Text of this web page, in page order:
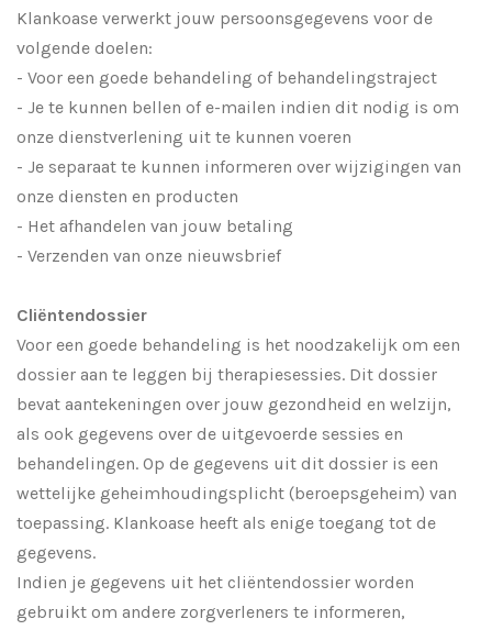
Klankoase verwerkt jouw persoonsgegevens voor de
volgende doelen:
- Voor een goede behandeling of behandelingstraject
- Je te kunnen bellen of e-mailen indien dit nodig is om
onze dienstverlening uit te kunnen voeren
- Je separaat te kunnen informeren over wijzigingen van
onze diensten en producten
- Het afhandelen van jouw betaling
- Verzenden van onze nieuwsbrief
Cliëntendossier
Voor een goede behandeling is het noodzakelijk om een
dossier aan te leggen bij therapiesessies. Dit dossier
bevat aantekeningen over jouw gezondheid en welzijn,
als ook gegevens over de uitgevoerde sessies en
behandelingen. Op de gegevens uit dit dossier is een
wettelijke geheimhoudingsplicht (beroepsgeheim) van
toepassing. Klankoase heeft als enige toegang tot de
gegevens.
Indien je gegevens uit het cliëntendossier worden
gebruikt om andere zorgverleners te informeren,